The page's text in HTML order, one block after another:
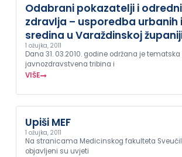
Odabrani pokazatelji i
zdravlja – usporedba urbanih
sredina u Varaždinskoj
1 ožujka, 2011
Dana 31. 03.2010. godine održana je tematska
javnozdravstvena tribina i
VIŠE
Upiši MEF
1 ožujka, 2011
Na stranicama Medicinskog fakulteta
objavljeni su uvjeti